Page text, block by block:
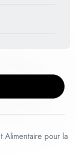
Alimentaire pour la